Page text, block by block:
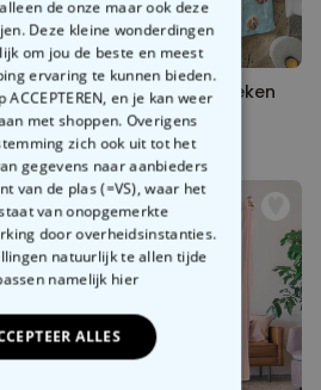
Gepersonaliseerd deken
met jouw huisdier
€ 39,99
de onze maar ook deze
Deze kleine wonderdingen
om jou de beste en meest
ervaring te kunnen bieden.
ACCEPTEREN, en je kan weer
met shoppen. Overigens
zich ook uit tot het
gegevens naar aanbieders
van de plas (=VS), waar het
van onopgemerkte
door overheidsinstanties.
natuurlijk te allen tijde
namelijk hier
ALLES